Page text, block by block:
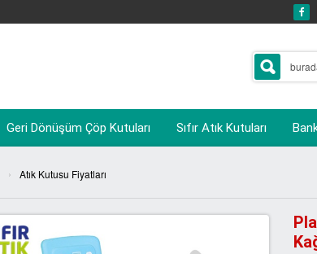
Geri Dönüşüm Çöp Kutuları Sıfır Atık Kutuları
› Atık Kutusu Fiyatları